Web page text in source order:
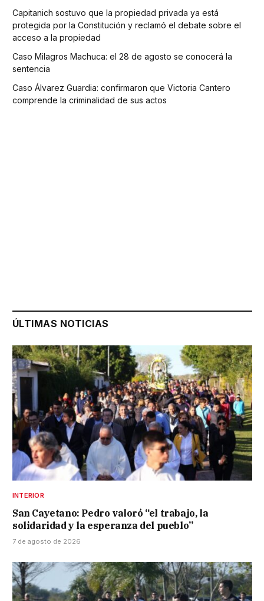
Capitanich sostuvo que la propiedad privada ya está
protegida por la Constitución y reclamó el debate sobre el
acceso a la propiedad
Caso Milagros Machuca: el 28 de agosto se conocerá la
sentencia
Caso Álvarez Guardia: confirmaron que Victoria Cantero
comprende la criminalidad de sus actos
ÚLTIMAS NOTICIAS
INTERIOR
San Cayetano: Pedro valoró “el trabajo, la
solidaridad y la esperanza del pueblo”
7 de agosto de 2026